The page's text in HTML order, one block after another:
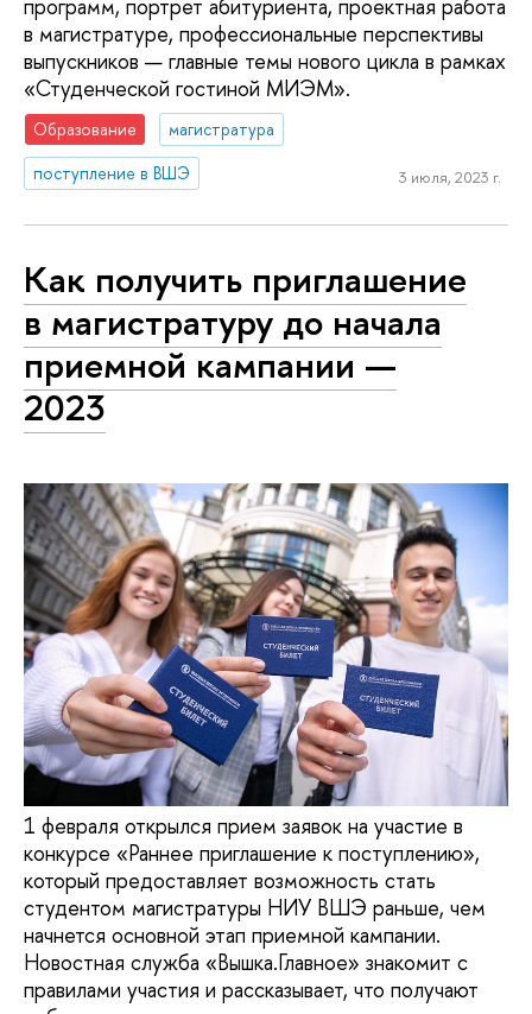
программ, портрет абитуриента, проектная работа
в магистратуре, профессиональные перспективы
выпускников — главные темы нового цикла в рамках
«Студенческой гостиной МИЭМ».
Образование
магистратура
поступление в ВШЭ
3 июля, 2023 г.
Как получить приглашение
в магистратуру до начала
приемной кампании —
2023
1 февраля открылся прием заявок на участие в
конкурсе «Раннее приглашение к поступлению»,
который предоставляет возможность стать
студентом магистратуры НИУ ВШЭ раньше, чем
начнется основной этап приемной кампании.
Новостная служба «Вышка.Главное» знакомит с
правилами участия и рассказывает, что получают